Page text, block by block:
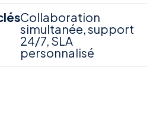
Collaboration
simultanée, support
24/7, SLA
personnalisé